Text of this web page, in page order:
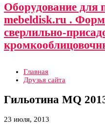
Оборудование для
mebeldisk.ru .
сверлильно-
Главная
Друзья сайта
Гильотина MQ
23 июля, 2013